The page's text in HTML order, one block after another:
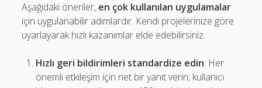
Aşağıdaki öneriler, en çok kullanılan uygulamalar
için uygulanabilir adımlardır. Kendi projelerinize göre
uyarlayarak hızlı kazanımlar elde edebilirsiniz.
Hızlı geri bildirimleri standardize edin: Her
önemli etkileşim için net bir yanıt verin; kullanıcı